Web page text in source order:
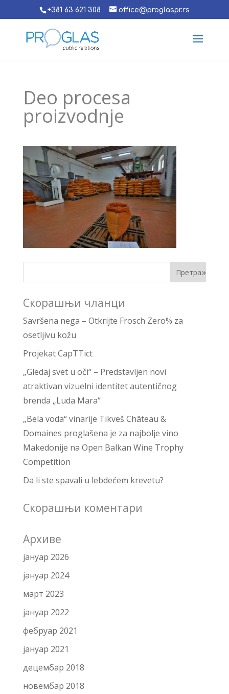
+381 63 621 308 office@proglaspr.rs
Deo procesa
proizvodnje
Скорашњи чланци
Savršena nega – Otkrijte Frosch Zero% za
osetljivu kožu
Projekat CapTTict
„Gledaj svet u oči“ – Predstavljen novi
atraktivan vizuelni identitet autentičnog
brenda „Luda Mara“
„Bela voda“ vinarije Tikveš Château &
Domaines proglašena je za najbolje vino
Makedonije na Open Balkan Wine Trophy
Competition
Da li ste spavali u lebdećem krevetu?
Скорашњи коментари
Архиве
јануар 2026
јануар 2024
март 2023
јануар 2022
фебруар 2021
јануар 2021
децембар 2018
новембар 2018